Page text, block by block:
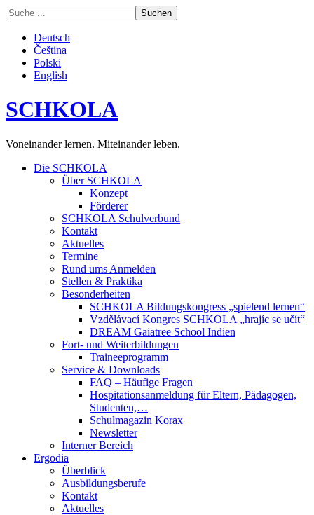
Deutsch
Čeština
Polski
English
SCHKOLA
Voneinander lernen. Miteinander leben.
Die SCHKOLA
Über SCHKOLA
Konzept
Förderer
SCHKOLA Schulverbund
Kontakt
Aktuelles
Termine
Rund ums Anmelden
Stellen & Praktika
Besonderheiten
SCHKOLA Bildungskongress „spielend lernen“
Vzdělávací Kongres SCHKOLA „hrajíc se učít“
DREAM Gaiatree School Indien
Fort- und Weiterbildungen
Traineeprogramm
Service & Downloads
FAQ – Häufige Fragen
Hospitationsanmeldung für Eltern, Pädagogen,
Studenten,…
Schulmagazin Korax
Newsletter
Interner Bereich
Ergodia
Überblick
Ausbildungsberufe
Kontakt
Aktuelles